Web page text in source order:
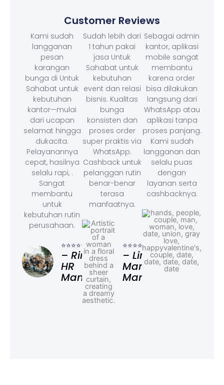
Customer Reviews
Kami sudah
langganan
pesan
karangan
bunga di Untuk
Sahabat untuk
kebutuhan
kantor—mulai
dari ucapan
selamat hingga
dukacita.
Pelayanannya
cepat, hasilnya
selalu rapi, .
Sangat
membantu
untuk
kebutuhan rutin
perusahaan.
⭐⭐⭐⭐⭐
– Rina,
HR
Manager
Sudah lebih dari
1 tahun pakai
jasa Untuk
Sahabat untuk
kebutuhan
event dan relasi
bisnis. Kualitas
bunga
konsisten dan
proses order
super praktis via
WhatsApp.
Cashback untuk
pelanggan rutin
benar-benar
terasa
manfaatnya.
⭐⭐⭐⭐⭐
– Linda,
Marketing
Manager
Sebagai admin
kantor, aplikasi
mobile sangat
membantu
karena order
bisa dilakukan
langsung dari
WhatsApp atau
aplikasi tanpa
proses panjang.
Kami sudah
langganan dan
selalu puas
dengan
layanan serta
cashbacknya.